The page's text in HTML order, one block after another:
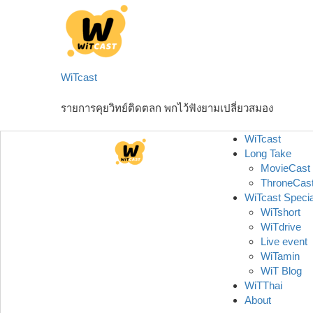
WiTcast
รายการคุยวิทย์ติดตลก พกไว้ฟังยามเปลี่ยวสมอง
WiTcast
Long Take
MovieCast
WiTcast
WiTshort
WiTdrive
Live event
WiTamin
WiT Blog
WiTThai
About